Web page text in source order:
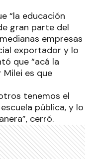
“la educación
gran parte del
empresas
exportador y lo
que “acá la
es que
tenemos el
pública, y lo
cerró.